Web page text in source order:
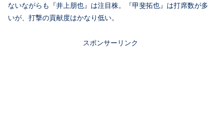
ないながらも『井上朋也』は注目株。『甲斐拓也』は打席数が多
いが、打撃の貢献度はかなり低い。
スポンサーリンク